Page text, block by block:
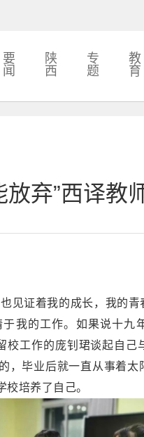
要
闻
陕
西
专
题
教
育
放弃”西译
见证着我的成长，我的
我的工作。如果说十九
校工作的庞钊珺谈起自己
，毕业后就一直从事着太
培养了自己。